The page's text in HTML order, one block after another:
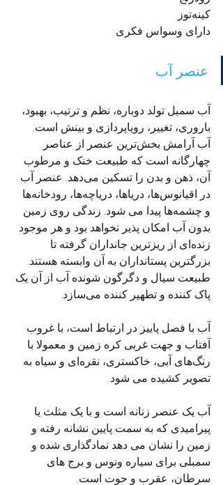
کینه‌توز
دارای وسواس فکری
عنصر آب
آب سمبل تولد دوباره، نظم و ترتیب، بهبود،
باروری، تغییر، رویاپردازی و بینش است.
آب آرامش بخش‌ترین عنصر از عناصر
چهارگانه است که طبیعت خنک و مرطوب
آن، ذهن و بدن را تسکین می‌دهد. عنصر آب
در اقیانوس‌ها، دریاها، دریاچه‌ها، رودخانه‌ها
و چشمه‌ها پیدا می شود. زندگی روی زمین
بدون آب امکان پذیر نخواهد بود و هر موجود
زنده‌ای از ریزترین جانداران گرفته تا
بزرگترین پستانداران به آن وابسته هستند.
طبیعت سیال و دگرگون شونده آب از آن یک
پاک کننده و تطهیر کننده می‌سازد.
آب با فصل پاییز در ارتباط است، با غروب
آفتاب و جهت غربی کره زمین و معمولا با
رنگ‌های آبی، خاکستری، نقره‌ای و سیاه به
تصویر کشیده می شود.
آب یک عنصر زنانه است و با یک مثلث یا
پیرامیدی که به سمت پایین نشانه رفته و
زمین را نشان می دهد نمادگذاری شده و
سمبلی برای سیاره ونوس و برج های
سرطان، عقرب و حوت است.